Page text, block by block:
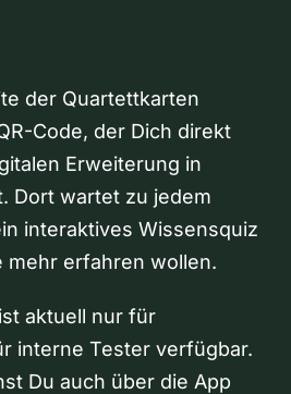
der Quartettkarten
Code, der Dich direkt
Erweiterung in
Dort wartet zu jedem
interaktives Wissensquiz
mehr erfahren wollen.
aktuell nur für
interne Tester verfügbar.
Du auch über die App